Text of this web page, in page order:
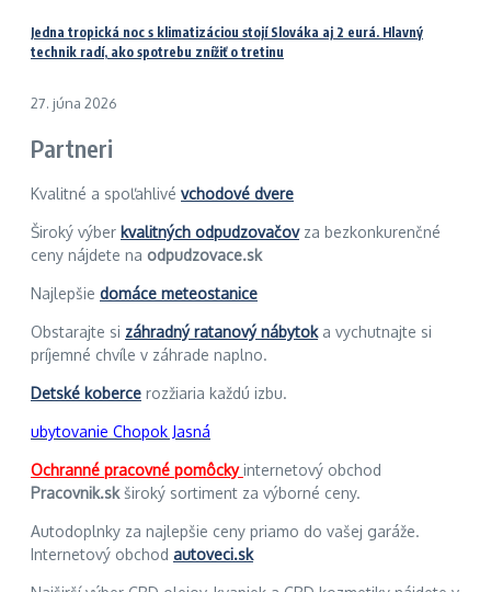
Jedna tropická noc s klimatizáciou stojí Slováka aj 2 eurá. Hlavný
technik radí, ako spotrebu znížiť o tretinu
27. júna 2026
Partneri
Kvalitné a spoľahlivé vchodové dvere
Široký výber kvalitných odpudzovačovza bezkonkurenčné
ceny nájdete na odpudzovace.sk
Najlepšie domáce meteostanice
Obstarajte si záhradný ratanový nábytoka vychutnajte si
príjemné chvíle v záhrade naplno.
Detské koberce rozžiaria každú izbu.
ubytovanie Chopok Jasná
Ochranné pracovné pomôckyinternetový obchod
Pracovnik.skširoký sortiment za výborné ceny.
Autodoplnky za najlepšie ceny priamo do vašej garáže.
Internetový obchod autoveci.sk